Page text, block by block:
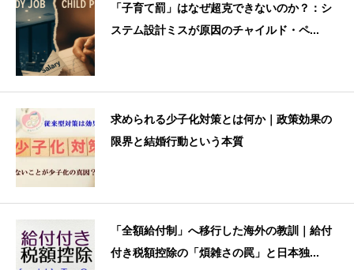
「子育て罰」はなぜ超克できないのか？：シ
ステム設計ミスが原因のチャイルド・ペ...
求められる少子化対策とは何か｜政策効果の
限界と結婚行動という本質
「全額給付制」へ移行した海外の教訓｜給付
付き税額控除の「煩雑さの罠」と日本独...